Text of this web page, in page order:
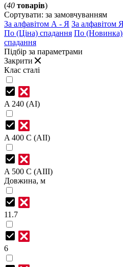
(40 товарів)
Сортувати: за замовчуванням
За алфавітом А - Я За алфавітом
По (Ціна) спадання По (Новинка)
спадання
Підбір за параметрами
Закрити
Клас сталі
A 240 (AI)
A 400 C (AII)
A 500 C (AIII)
Довжина, м
11.7
6